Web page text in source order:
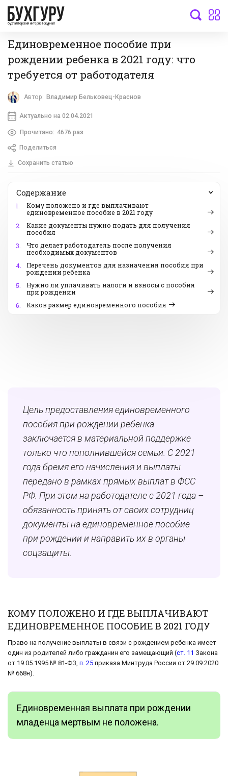
бухгалтерский интернет-журнал
Единовременное пособие при
рождении ребенка в 2021 году: что
требуется от работодателя
Автор: Владимир Бельковец-Краснов
Актуально на 02.04.2021
Прочитано: 4676 раз
Поделиться
Сохранить статью
Содержание
1.
Кому положено и где выплачивают
единовременное пособие в 2021 году
2.
Какие документы нужно подать для получения
пособия
3.
Что делает работодатель после получения
необходимых документов
4.
Перечень документов для назначения пособия при
рождении ребенка
5.
Нужно ли уплачивать налоги и взносы с пособия
при рождении
6.
Каков размер единовременного пособия
Цель предоставления единовременного
пособия при рождении ребенка
заключается в материальной поддержке
только что пополнившейся семьи. С 2021
года бремя его начисления и выплаты
передано в рамках прямых выплат в ФСС
РФ. При этом на работодателе с 2021 года –
обязанность принять от своих сотрудниц
документы на единовременное пособие
при рождении и направить их в органы
соцзащиты.
КОМУ ПОЛОЖЕНО И ГДЕ ВЫПЛАЧИВАЮТ
ЕДИНОВРЕМЕННОЕ ПОСОБИЕ В 2021 ГОДУ
Право на получение выплаты в связи с рождением ребенка имеет
один из родителей либо гражданин его замещающий (ст. 11 Закона
от 19.05.1995 № 81-ФЗ, п. 25 приказа Минтруда России от 29.09.2020
№ 668н).
Единовременная выплата при рождении
младенца мертвым не положена.